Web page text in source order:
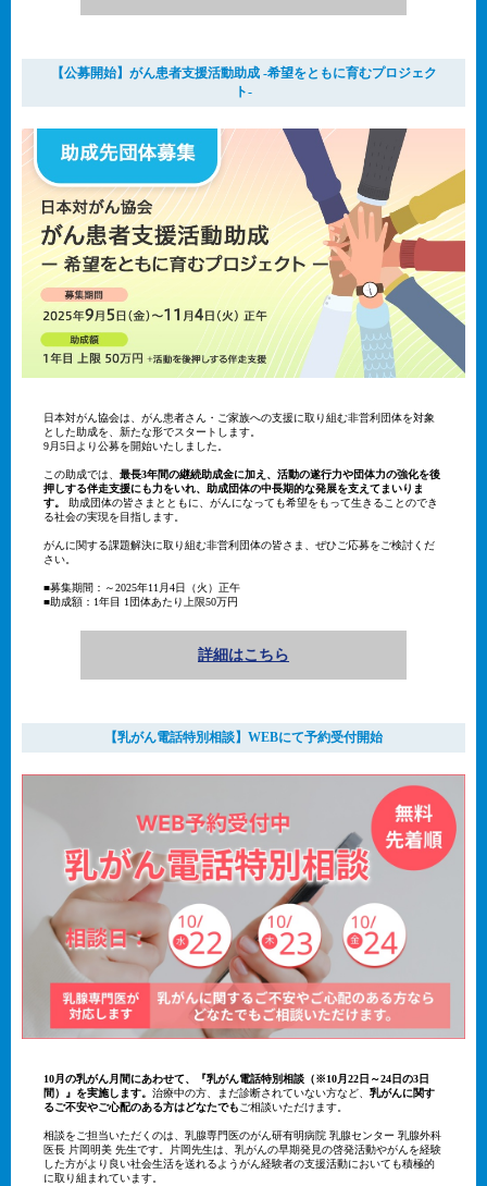
【公募開始】がん患者支援活動助成 -希望をともに育むプロジェク
ト-
日本対がん協会は、がん患者さん・ご家族への支援に取り組む非営利団体を対象
とした助成を、新たな形でスタートします。
9月5日より公募を開始いたしました。
この助成では、 最長3年間の継続助成金に加え、活動の遂行力や団体力の強化を後
押しする伴走支援にも力をいれ、助成団体の中長期的な発展を支えてまいりま
す。
助成団体の皆さまとともに、がんになっても希望をもって生きることのでき
る社会の実現を目指します。
がんに関する課題解決に取り組む非営利団体の皆さま、ぜひご応募をご検討くだ
さい。
■募集期間：～2025年11月4日（火）正午
■助成額：1年目 1団体あたり上限50万円
詳細はこちら
【乳がん電話特別相談】WEBにて予約受付開始
10月の乳がん月間にあわせて、『乳がん電話特別相談（※10月22日～24日の3日
間）』を実施します。 治療中の方、まだ診断されていない方など、 乳がんに関す
るご不安やご心配のある方はどなたでもご相談いただけます。
相談をご担当いただくのは、乳腺専門医のがん研有明病院 乳腺センター 乳腺外科
医長 片岡明美 先生です。片岡先生は、乳がんの早期発見の啓発活動やがんを経験
した方がより良い社会生活を送れるようがん経験者の支援活動においても積極的
に取り組まれています。